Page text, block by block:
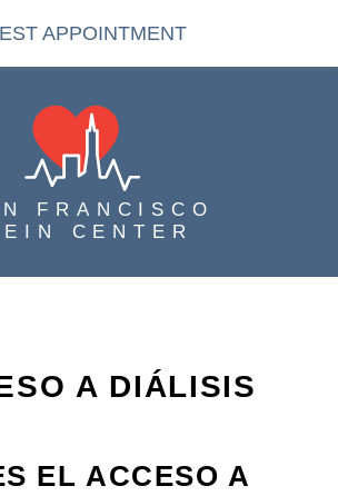
FRANCISCO
CENTER
APPOINTMENT
A DIÁLISIS
EL ACCESO A